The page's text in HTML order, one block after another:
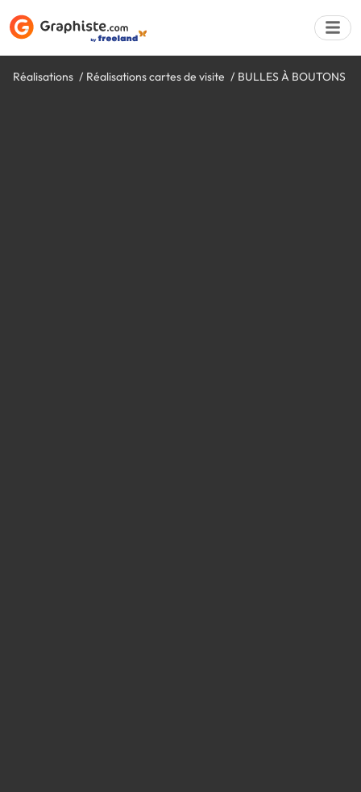
Réalisations Réalisations cartes de visite BULLES À BOUTONS